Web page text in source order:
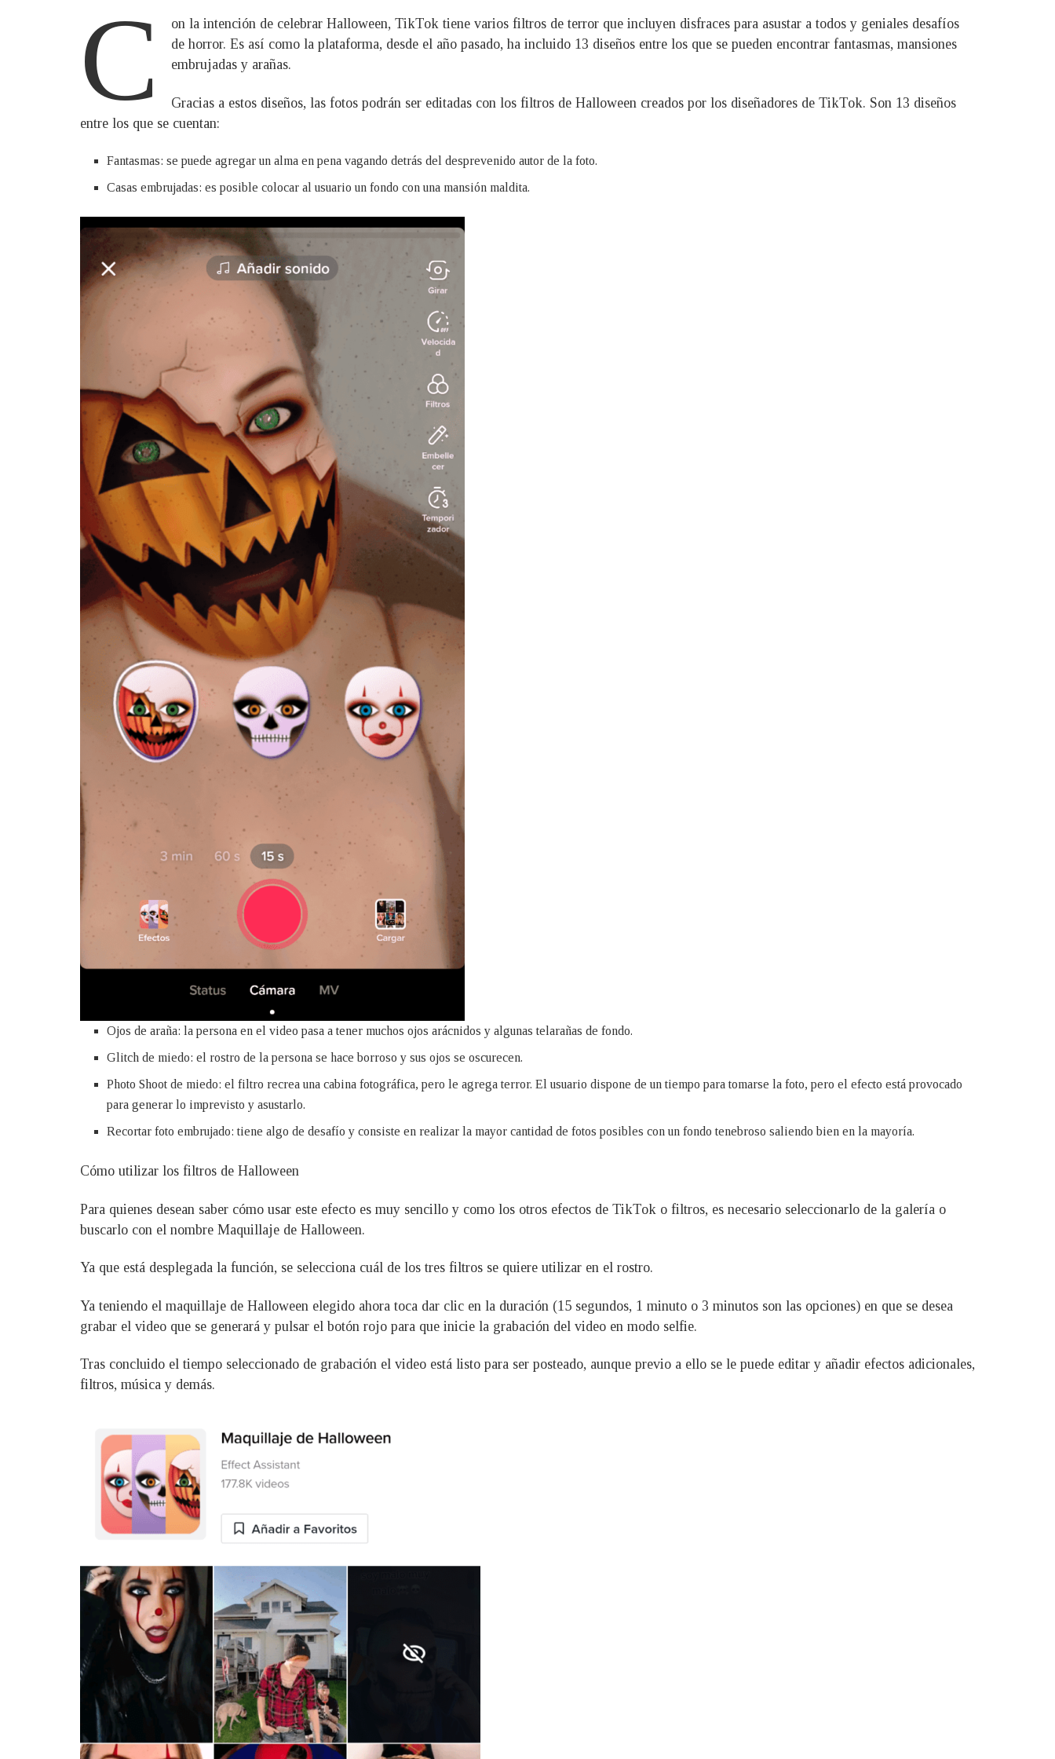
C
on la intención de celebrar Halloween, TikTok tiene varios filtros de terror que incluyen disfraces para asustar a todos y geniales desafíos
de horror. Es así como la plataforma, desde el año pasado, ha incluido 13 diseños entre los que se pueden encontrar fantasmas, mansiones
embrujadas y arañas.
Gracias a estos diseños, las fotos podrán ser editadas con los filtros de Halloween creados por los diseñadores de TikTok. Son 13 diseños
entre los que se cuentan:
Fantasmas: se puede agregar un alma en pena vagando detrás del desprevenido autor de la foto.
Casas embrujadas: es posible colocar al usuario un fondo con una mansión maldita.
Ojos de araña: la persona en el video pasa a tener muchos ojos arácnidos y algunas telarañas de fondo.
Glitch de miedo: el rostro de la persona se hace borroso y sus ojos se oscurecen.
Photo Shoot de miedo: el filtro recrea una cabina fotográfica, pero le agrega terror. El usuario dispone de un tiempo para tomarse la foto, pero el efecto está provocado
para generar lo imprevisto y asustarlo.
Recortar foto embrujado: tiene algo de desafío y consiste en realizar la mayor cantidad de fotos posibles con un fondo tenebroso saliendo bien en la mayoría.
Cómo utilizar los filtros de Halloween
Para quienes desean saber cómo usar este efecto es muy sencillo y como los otros efectos de TikTok o filtros, es necesario seleccionarlo de la galería o
buscarlo con el nombre Maquillaje de Halloween.
Ya que está desplegada la función, se selecciona cuál de los tres filtros se quiere utilizar en el rostro.
Ya teniendo el maquillaje de Halloween elegido ahora toca dar clic en la duración (15 segundos, 1 minuto o 3 minutos son las opciones) en que se desea
grabar el video que se generará y pulsar el botón rojo para que inicie la grabación del video en modo selfie.
Tras concluido el tiempo seleccionado de grabación el video está listo para ser posteado, aunque previo a ello se le puede editar y añadir efectos adicionales,
filtros, música y demás.